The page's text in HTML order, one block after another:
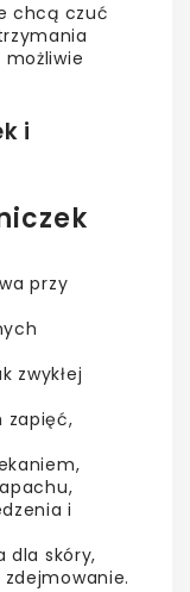
chcą czuć
i
przy
zwykłej
zapięć,
i
dla skóry,